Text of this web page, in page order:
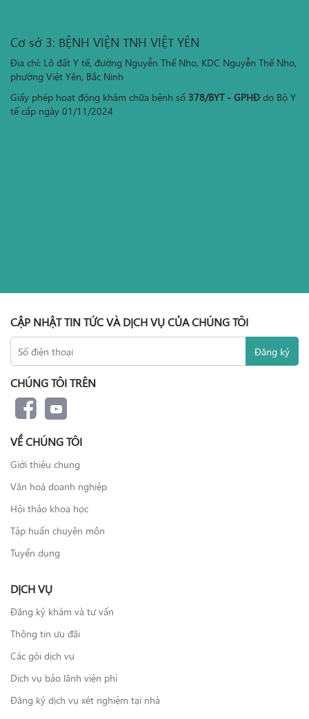
Cơ sở 3: BỆNH VIỆN TNH VIỆT YÊN
Địa chỉ: Lô đất Y tế, đường Nguyễn Thế Nho, KDC Nguyễn Thế Nho,
phường Việt Yên, Bắc Ninh
Giấy phép hoạt động khám chữa bệnh số 378/BYT - GPHĐ do Bộ Y
tế cấp ngày 01/11/2024
CẬP NHẬT TIN TỨC VÀ DỊCH VỤ CỦA CHÚNG TÔI
CHÚNG TÔI TRÊN
VỀ CHÚNG TÔI
Giới thiệu chung
Văn hoá doanh nghiệp
Hội thảo khoa học
Tập huấn chuyên môn
Tuyển dụng
DỊCH VỤ
Đăng ký khám và tư vấn
Thông tin ưu đãi
Các gói dịch vụ
Dịch vụ bảo lãnh viện phí
Đăng ký dịch vụ xét nghiệm tại nhà